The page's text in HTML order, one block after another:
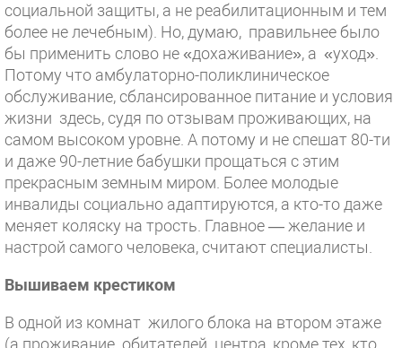
социальной защиты, а не реабилитационным и тем
более не лечебным). Но, думаю, правильнее было
бы применить слово не «дохаживание», а «уход».
Потому что амбулаторно-поликлиническое
обслуживание, сблансированное питание и условия
жизни здесь, судя по отзывам проживающих, на
самом высоком уровне. А потому и не спешат 80-ти
и даже 90-летние бабушки прощаться с этим
прекрасным земным миром. Более молодые
инвалиды социально адаптируются, а кто-то даже
меняет коляску на трость. Главное — желание и
настрой самого человека, считают специалисты.
Вышиваем крестиком
В одной из комнат жилого блока на втором этаже
(а проживание обитателей центра, кроме тех, кто